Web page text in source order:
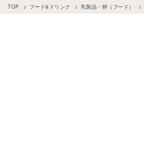
TOP フード&ドリンク 乳製品・卵（フード）